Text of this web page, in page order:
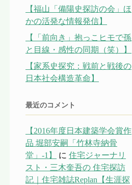
【福山「備陽史探訪の会」ほ
かの活発な情報発信】
【「前向き」抱っこヒモで孫
と目線・感性の同期（笑）】
【家系史探究：戦前と戦後の
日本社会構造革命】
最近のコメント
【2016年度日本建築学会賞作
品 堀部安嗣「竹林寺納骨
堂」-1】
に 住宅ジャーナリ
スト・三木奎吾の 住宅探訪
記｜住宅雑誌Replan【生涯探